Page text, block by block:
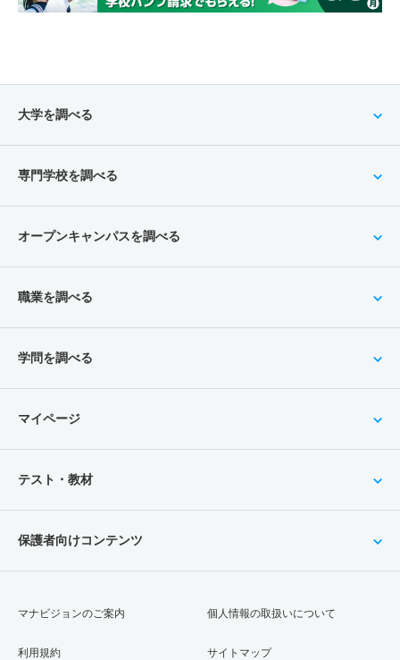
大学を調べる
専門学校を調べる
オープンキャンパスを調べる
職業を調べる
学問を調べる
マイページ
テスト・教材
保護者向けコンテンツ
マナビジョンのご案内
利用規約
個人情報の取扱いについて
サイトマップ